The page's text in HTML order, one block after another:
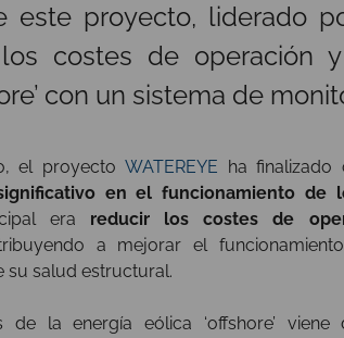
este proyecto, liderado
costes de operación
con un sistema de
el proyecto WATEREYE ha
en el funcionamiento de
era reducir los costes de
a mejorar el
su salud estructural.
la energía eólica ‘offshore’